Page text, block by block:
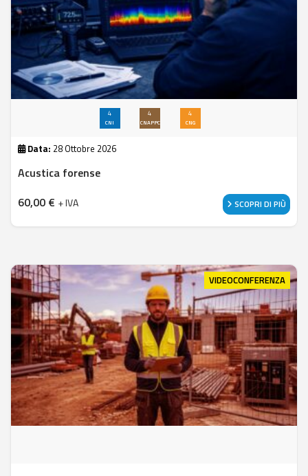
4
CNI
4
CNAPPC
4
CNG
Data: 28 Ottobre 2026
Acustica forense
60,00 € + IVA SCOPRI DI PIÙ
VIDEOCONFERENZA